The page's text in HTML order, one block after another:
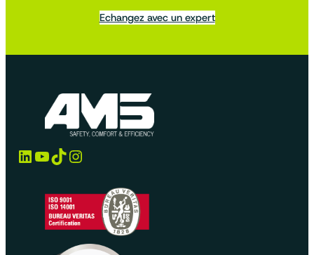
Echangez avec un expert
LinkedIn YouTube TikTok Instagram